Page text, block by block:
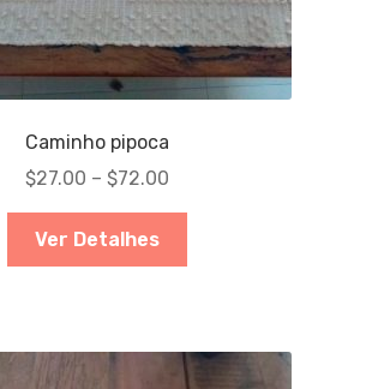
Caminho pipoca
$27.00 – $72.00
Ver Detalhes